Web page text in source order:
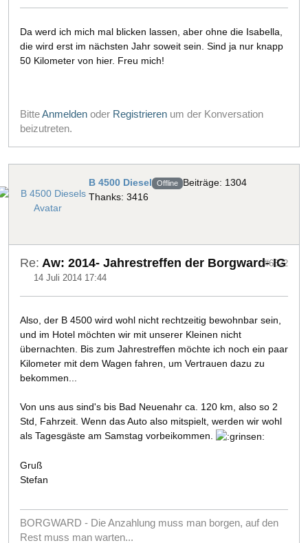
Da werd ich mich mal blicken lassen, aber ohne die Isabella,
die wird erst im nächsten Jahr soweit sein. Sind ja nur knapp
50 Kilometer von hier. Freu mich!
BitteAnmelden oder Registrieren um der Konversation
beizutreten.
B 4500 Diesel Offline Beiträge: 1304
Thanks: 3416
Re: Aw: 2014- Jahrestreffen der Borgward- IG
14 Juli 2014 17:44
#6822
Also, der B 4500 wird wohl nicht rechtzeitig bewohnbar sein,
und im Hotel möchten wir mit unserer Kleinen nicht
übernachten. Bis zum Jahrestreffen möchte ich noch ein paar
Kilometer mit dem Wagen fahren, um Vertrauen dazu zu
bekommen...
Von uns aus sind's bis Bad Neuenahr ca. 120 km, also so 2
Std, Fahrzeit. Wenn das Auto also mitspielt, werden wir wohl
als Tagesgäste am Samstag vorbeikommen.
Gruß
Stefan
BORGWARD - Die Anzahlung muss man borgen, auf den
Rest muss man warten...